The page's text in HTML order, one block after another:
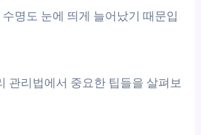
명도 눈에 띄게 늘어났기 때문입
관리법에서 중요한 팁들을 살펴보